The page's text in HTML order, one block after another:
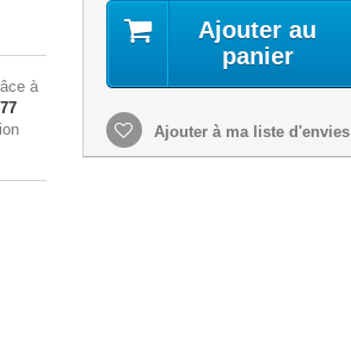
à
77
Ajouter au
panier
Ajouter à ma liste d'envies